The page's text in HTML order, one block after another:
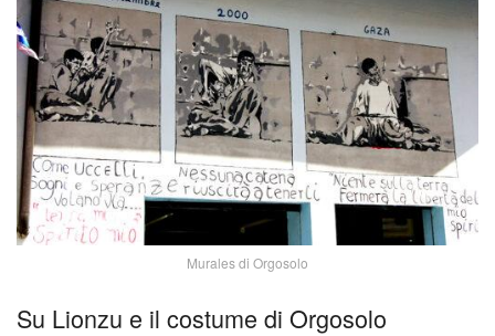
Murales di Orgosolo
Su Lionzu e il costume di Orgosolo